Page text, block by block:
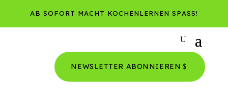
AB SOFORT MACHT KOCHENLERNEN SPASS!
NEWSLETTER ABONNIEREN